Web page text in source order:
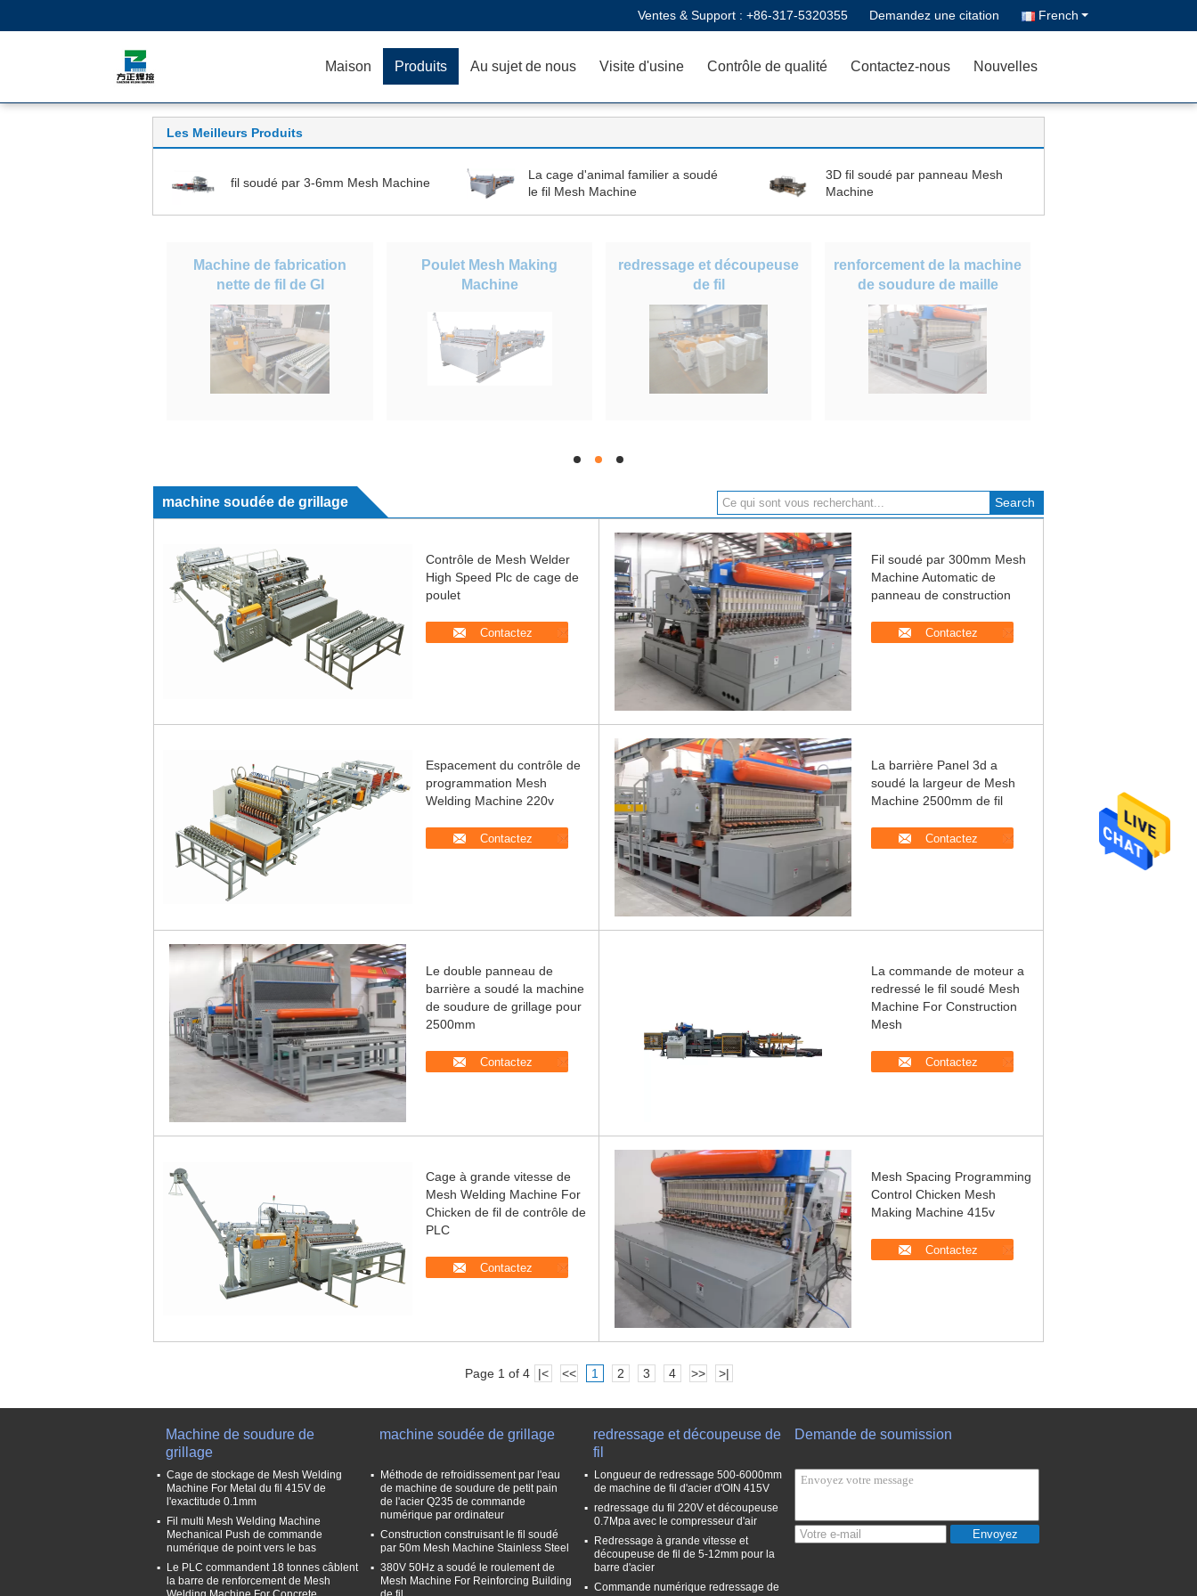
Ventes & Support : +86-317-5320355 Demandez une citation French
Maison Produits Au sujet de nous Visite d'usine Contrôle de qualité Contactez-nous Nouvelles
Les Meilleurs Produits
fil soudé par 3-6mm Mesh Machine
La cage d'animal familier a soudé
le fil Mesh Machine
3D fil soudé par panneau Mesh
Machine
Machine de fabrication
nette de fil de GI
Poulet Mesh Making
Machine
redressage et découpeuse
de fil
renforcement de la machine
de soudure de maille
hd hd hd
machine soudée de grillage
Contrôle de Mesh Welder
High Speed Plc de cage de
poulet
Contactez
Fil soudé par 300mm Mesh
Machine Automatic de
panneau de construction
Contactez
Espacement du contrôle de
programmation Mesh
Welding Machine 220v
Contactez
La barrière Panel 3d a
soudé la largeur de Mesh
Machine 2500mm de fil
Contactez
Le double panneau de
barrière a soudé la machine
de soudure de grillage pour
2500mm
Contactez
La commande de moteur a
redressé le fil soudé Mesh
Machine For Construction
Mesh
Contactez
Cage à grande vitesse de
Mesh Welding Machine For
Chicken de fil de contrôle de
PLC
Contactez
Mesh Spacing Programming
Control Chicken Mesh
Making Machine 415v
Contactez
Page 1 of 4 |< << 1 2 3 4 >> >|
Machine de soudure de
grillage
Cage de stockage de Mesh Welding
Machine For Metal du fil 415V de
l'exactitude 0.1mm
Fil multi Mesh Welding Machine
Mechanical Push de commande
numérique de point vers le bas
Le PLC commandent 18 tonnes câblent
la barre de renforcement de Mesh
machine soudée de grillage
Méthode de refroidissement par l'eau
de machine de soudure de petit pain
de l'acier Q235 de commande
numérique par ordinateur
Construction construisant le fil soudé
par 50m Mesh Machine Stainless Steel
380V 50Hz a soudé le roulement de
Mesh Machine For Reinforcing Building
redressage et découpeuse de
fil
Longueur de redressage 500-6000mm
de machine de fil d'acier d'OIN 415V
redressage du fil 220V et découpeuse
0.7Mpa avec le compresseur d'air
Redressage à grande vitesse et
découpeuse de fil de 5-12mm pour la
barre d'acier
Commande numérique redressage de
Demande de soumission
Envoyez